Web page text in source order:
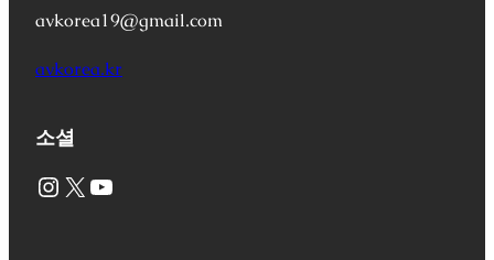
avkorea19@gmail.com
avkorea.kr
소셜
Instagram X YouTube